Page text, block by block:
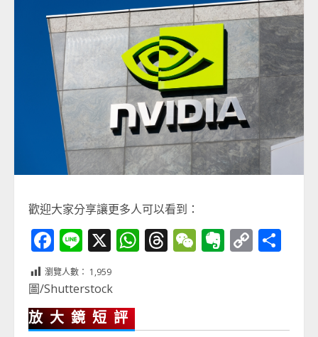
歡迎大家分享讓更多人可以看到：
Facebook
Line
X WhatsApp
Threads
WeChat
Evernote
Copy
瀏覽人數： 1,959
圖/Shutterstock
放大鏡短評